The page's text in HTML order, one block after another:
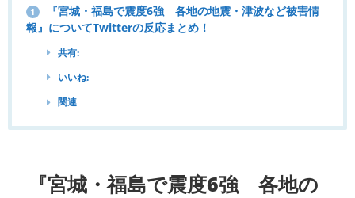
1
『宮城・福島で震度6強 各地の地震・津波など被害情
報』についてTwitterの反応まとめ！
共有:
いいね:
関連
『宮城・福島で震度6強 各地の